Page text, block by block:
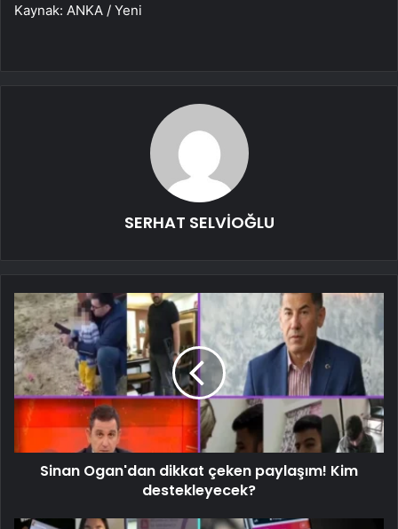
Kaynak: ANKA / Yeni
SERHAT SELVİOĞLU
Sinan Ogan'dan dikkat çeken paylaşım! Kim
destekleyecek?